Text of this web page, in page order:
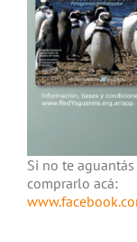
Si no te
comprarlo acá: